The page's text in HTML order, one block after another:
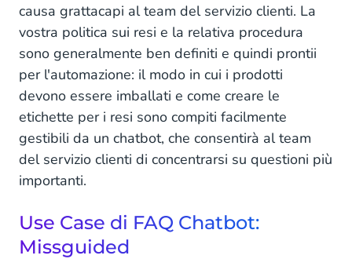
causa grattacapi al team del servizio clienti. La
vostra politica sui resi e la relativa procedura
sono generalmente ben definiti e quindi prontii
per l'automazione: il modo in cui i prodotti
devono essere imballati e come creare le
etichette per i resi sono compiti facilmente
gestibili da un chatbot, che consentirà al team
del servizio clienti di concentrarsi su questioni più
importanti.
Use Case di FAQ Chatbot:
Missguided